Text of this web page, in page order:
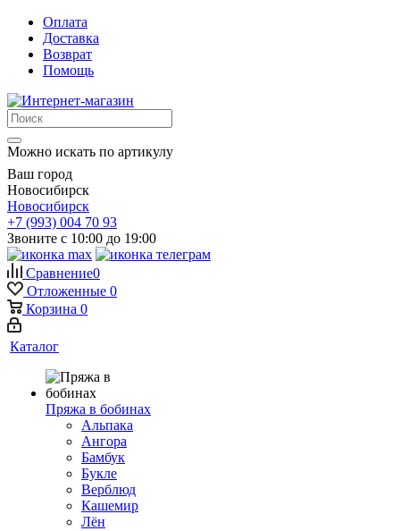
Оплата
Доставка
Возврат
Помощь
Можно искать по артикулу
Ваш город
Новосибирск
Новосибирск
+7 (993) 004 70 93
Звоните с 10:00 до 19:00
Сравнение0
Отложенные 0
Корзина 0
Каталог
Пряжа в бобинах
Альпака
Ангора
Бамбук
Букле
Верблюд
Кашемир
Лён